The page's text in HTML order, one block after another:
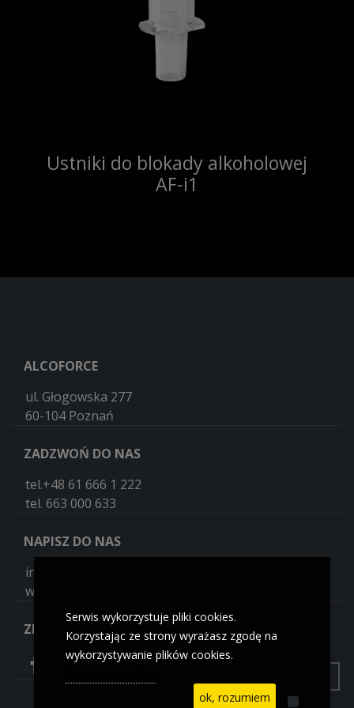
Ustniki do blokady alkoholowej
AF-i1
ALCOFORCE
ul. Głogowska 277
60-104 Poznań
ZADZWOŃ DO NAS
tel.+48 61 666 1 222
tel. 663 000 633
NAPISZ DO NAS
info@alcoforce.pl
warszawa@alcoforce.pl
ZNAJDŹ NAS NA
Serwis wykorzystuje pliki cookies.
Korzystając ze strony wyrażasz zgodę na
wykorzystywanie plików cookies.
ok, rozumiem